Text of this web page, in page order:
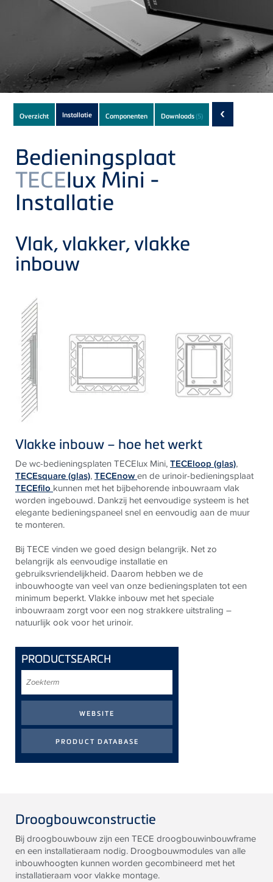
Subnavigation
of
current
Product
Overzicht Installatie Componenten Downloads(5) ‹
Bedieningsplaat
TECElux Mini -
Installatie
Vlak, vlakker, vlakke
inbouw
Vlakke inbouw – hoe het werkt
De wc-bedieningsplaten TECElux Mini,TECEloop (glas),
TECEsquare (glas),TECEnowen de urinoir-bedieningsplaat
TECEfilo kunnen met het bijbehorende inbouwraam vlak
worden ingebouwd. Dankzij het eenvoudige systeem is het
elegante bedieningspaneel snel en eenvoudig aan de muur
te monteren.
Bij TECE vinden we goed design belangrijk. Net zo
belangrijk als eenvoudige installatie en
gebruiksvriendelijkheid. Daarom hebben we de
inbouwhoogte van veel van onze bedieningsplaten tot een
minimum beperkt. Vlakke inbouw met het speciale
inbouwraam zorgt voor een nog strakkere uitstraling –
natuurlijk ook voor het urinoir.
PRODUCTSEARCH
Droogbouwconstructie
Bij droogbouwbouw zijn een TECE droogbouwinbouwframe
en een installatieraam nodig. Droogbouwmodules van alle
inbouwhoogten kunnen worden gecombineerd met het
installatieraam voor vlakke montage.